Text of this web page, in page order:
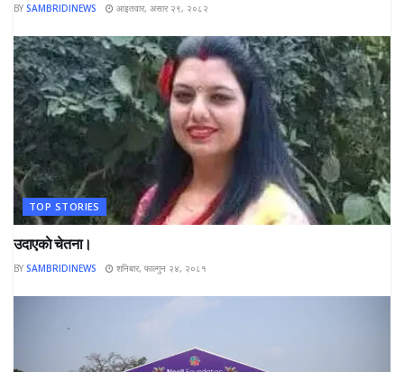
BY SAMBRIDINEWS आइतवार, असार २९, २०८२
TOP STORIES
उदाएकाे चेतना।
BY SAMBRIDINEWS शनिबार, फाल्गुन २४, २०८१